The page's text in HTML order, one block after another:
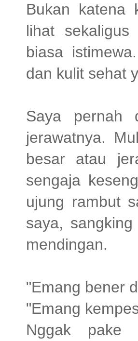
Bukan katena
lihat
biasa
dan kulit sehat
Saya pernah
jerawatnya.
besar atau
sengaja
ujung rambut
saya,
mendingan.
"Emang bener
"Emang
Nggak pake